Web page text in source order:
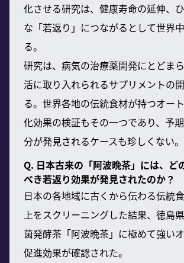
化させる研究は、健康寿命の延伸、
な「若返り」につながるとして世界
る。
研究は、病気の治療薬開発にとどま
活に取り入れられるサプリメントの
る。世界各地の伝統食材が持つオー
化効果の検証もその一つであり、予
分が発見されるケースも珍しくない。
Q. 日本古来の「阿波晩茶」には、ど
べき若返り効果が発見されたのか？
日本の各地域に古くから伝わる伝統
上をスクリーニングした結果、徳島
菌発酵茶「阿波晩茶」に極めて強い
促進効果が確認された。